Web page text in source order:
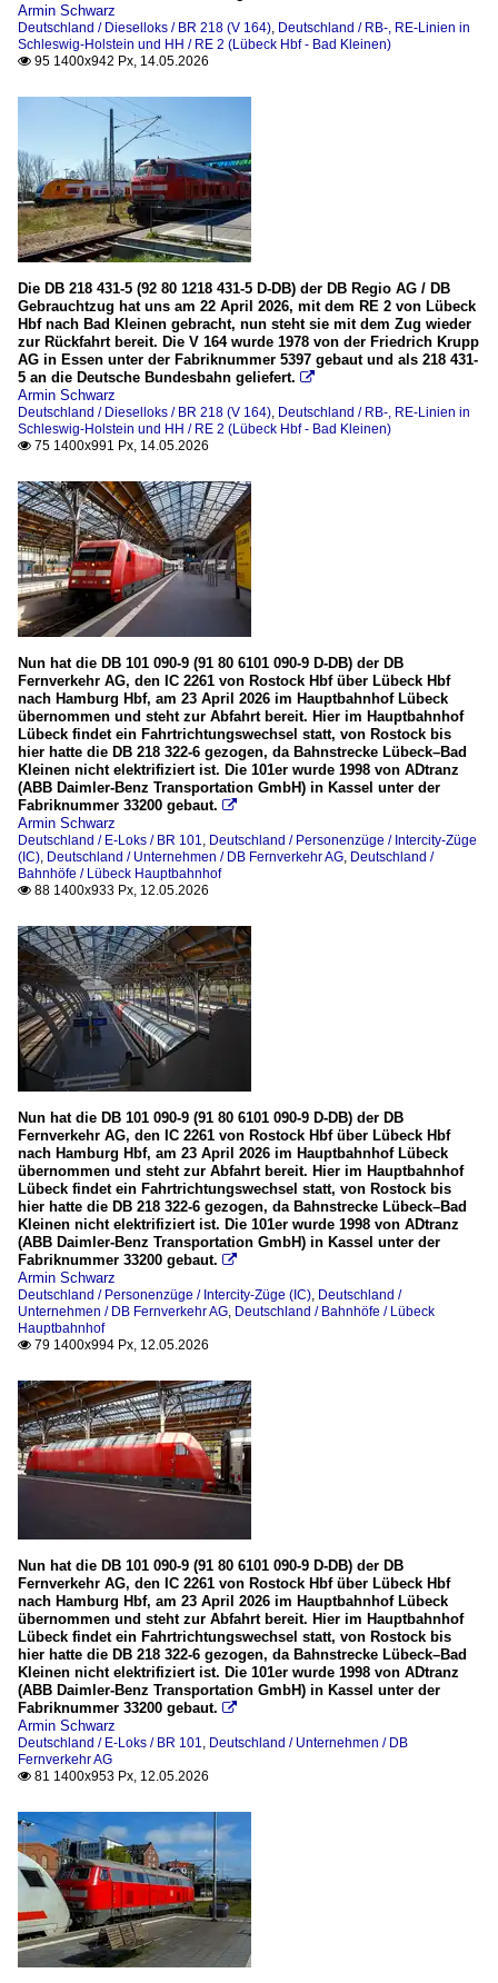
Armin Schwarz
Deutschland / Dieselloks / BR 218 (V 164) Deutschland / RB-, RE-Linien in
Schleswig-Holstein und HH / RE 2 (Lübeck Hbf - Bad Kleinen)
 95 1400x942 Px, 14.05.2026
Die DB 218 431-5 (92 80 1218 431-5 D-DB) der DB Regio AG / DB
Gebrauchtzug hat uns am 22 April 2026, mit dem RE 2 von Lübeck
Hbf nach Bad Kleinen gebracht, nun steht sie mit dem Zug wieder
zur Rückfahrt bereit. Die V 164 wurde 1978 von der Friedrich Krupp
AG in Essen unter der Fabriknummer 5397 gebaut und als 218 431-
5 an die Deutsche Bundesbahn geliefert. 
Armin Schwarz
Deutschland / Dieselloks / BR 218 (V 164) Deutschland / RB-, RE-Linien in
Schleswig-Holstein und HH / RE 2 (Lübeck Hbf - Bad Kleinen)
 75 1400x991 Px, 14.05.2026
Nun hat die DB 101 090-9 (91 80 6101 090-9 D-DB) der DB
Fernverkehr AG, den IC 2261 von Rostock Hbf über Lübeck Hbf
nach Hamburg Hbf, am 23 April 2026 im Hauptbahnhof Lübeck
übernommen und steht zur Abfahrt bereit. Hier im Hauptbahnhof
Lübeck findet ein Fahrtrichtungswechsel statt, von Rostock bis
hier hatte die DB 218 322-6 gezogen, da Bahnstrecke Lübeck–Bad
Kleinen nicht elektrifiziert ist. Die 101er wurde 1998 von ADtranz
(ABB Daimler-Benz Transportation GmbH) in Kassel unter der
Fabriknummer 33200 gebaut. 
Armin Schwarz
Deutschland / E-Loks / BR 101
Deutschland / Personenzüge / Intercity-Züge
(IC) Deutschland / Unternehmen / DB Fernverkehr AG Deutschland /
Bahnhöfe / Lübeck Hauptbahnhof
 88 1400x933 Px, 12.05.2026
Nun hat die DB 101 090-9 (91 80 6101 090-9 D-DB) der DB
Fernverkehr AG, den IC 2261 von Rostock Hbf über Lübeck Hbf
nach Hamburg Hbf, am 23 April 2026 im Hauptbahnhof Lübeck
übernommen und steht zur Abfahrt bereit. Hier im Hauptbahnhof
Lübeck findet ein Fahrtrichtungswechsel statt, von Rostock bis
hier hatte die DB 218 322-6 gezogen, da Bahnstrecke Lübeck–Bad
Kleinen nicht elektrifiziert ist. Die 101er wurde 1998 von ADtranz
(ABB Daimler-Benz Transportation GmbH) in Kassel unter der
Fabriknummer 33200 gebaut. 
Armin Schwarz
Deutschland / Personenzüge / Intercity-Züge (IC) Deutschland /
Unternehmen / DB Fernverkehr AG Deutschland / Bahnhöfe / Lübeck
Hauptbahnhof
 79 1400x994 Px, 12.05.2026
Nun hat die DB 101 090-9 (91 80 6101 090-9 D-DB) der DB
Fernverkehr AG, den IC 2261 von Rostock Hbf über Lübeck Hbf
nach Hamburg Hbf, am 23 April 2026 im Hauptbahnhof Lübeck
übernommen und steht zur Abfahrt bereit. Hier im Hauptbahnhof
Lübeck findet ein Fahrtrichtungswechsel statt, von Rostock bis
hier hatte die DB 218 322-6 gezogen, da Bahnstrecke Lübeck–Bad
Kleinen nicht elektrifiziert ist. Die 101er wurde 1998 von ADtranz
(ABB Daimler-Benz Transportation GmbH) in Kassel unter der
Fabriknummer 33200 gebaut. 
Armin Schwarz
Deutschland / E-Loks / BR 101
Deutschland / Unternehmen / DB
Fernverkehr AG
 81 1400x953 Px, 12.05.2026